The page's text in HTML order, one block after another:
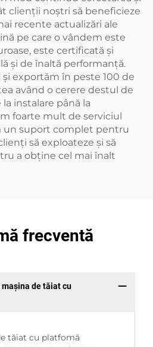
clienții noștri să beneficieze
recente actualizări ale
pe care o vândem este
este certificată și
și de înaltă performanță.
exportăm în peste 100 de
având o cerere destul de
instalare până la
foarte mult de serviciul
un suport complet pentru
să exploateze și să
a obține cel mai înalt
frecventă
de tăiat cu
tăiat cu platfomă